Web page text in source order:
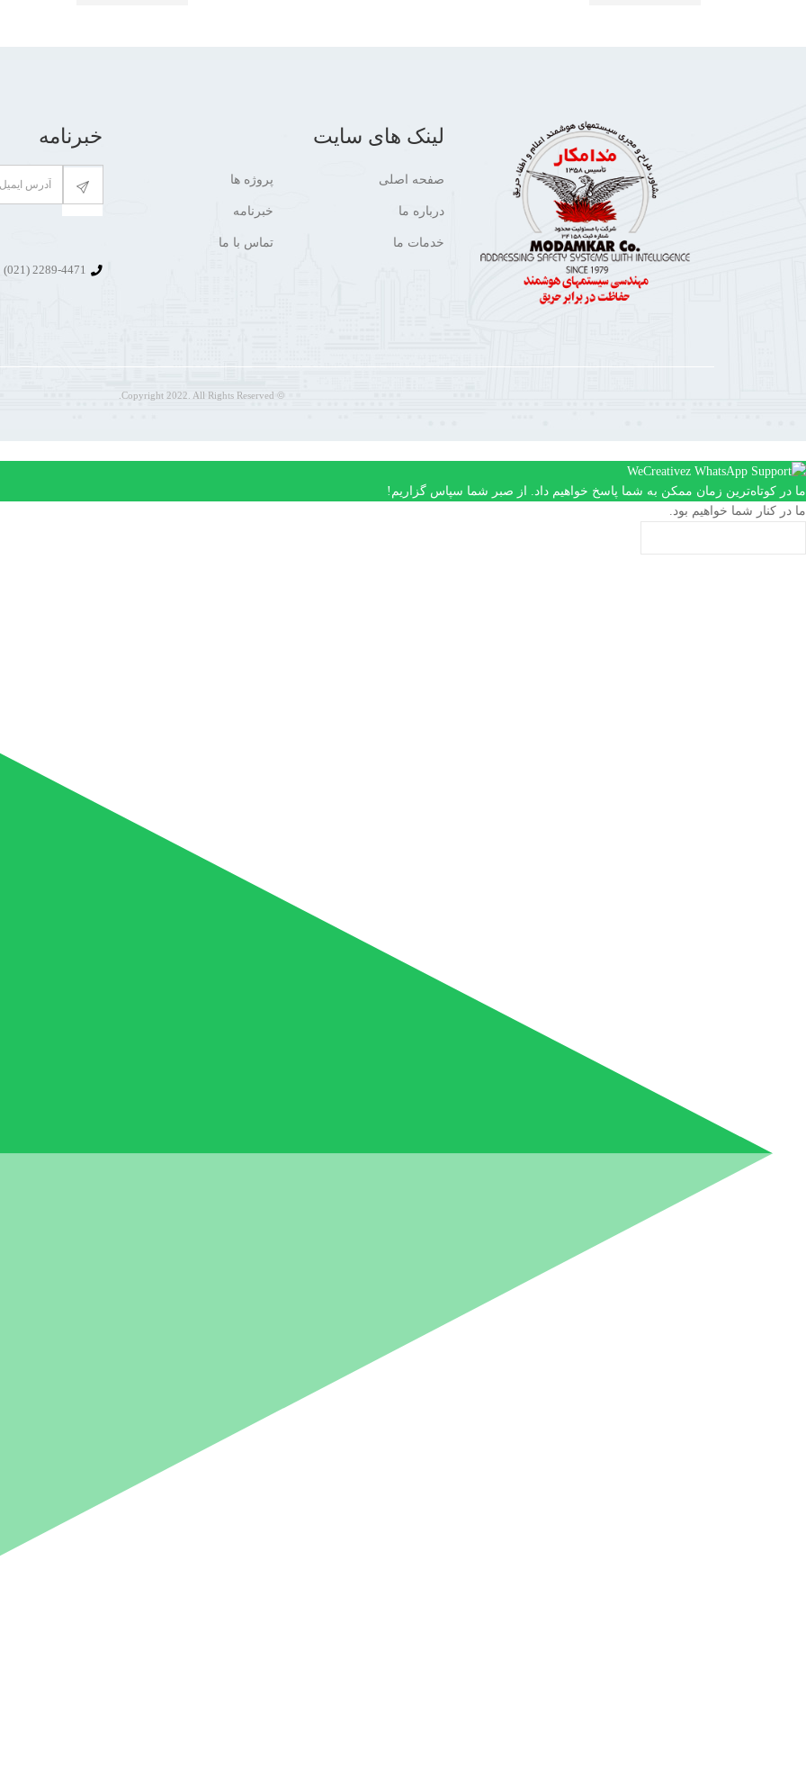
لینک های سایت
صفحه اصلی
درباره ما
خدمات ما
پروژه ها
خبرنامه
تماس با ما
خبرنامه
© Copyright 2022. All Rights Reserved.
ما در کوتاه‌ترین زمان ممکن به شما پاسخ خواهیم داد. از صبر شما سپاس گزاریم!
ما در کنار شما خواهیم بود.